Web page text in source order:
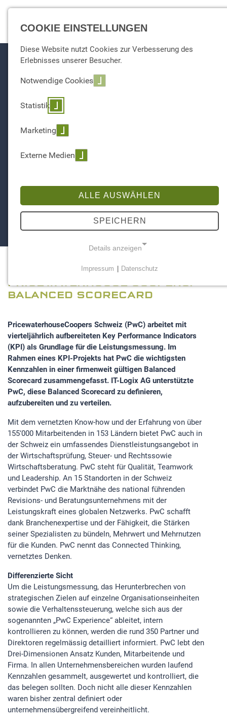
PRICEWATERHOUSE COOPERS:
BALANCED SCORECARD
PricewaterhouseCoopers Schweiz (PwC) arbeitet mit
vierteljährlich aufbereiteten Key Performance Indicators
(KPI) als Grundlage für die Leistungsmessung. Im
Rahmen eines KPI-Projekts hat PwC die wichtigsten
Kennzahlen in einer firmenweit gültigen Balanced
Scorecard zusammengefasst. IT-Logix AG unterstützte
PwC, diese Balanced Scorecard zu definieren,
aufzubereiten und zu verteilen.
Mit dem vernetzten Know-how und der Erfahrung von über
155‘000 Mitarbeitenden in 153 Ländern bietet PwC auch in
der Schweiz ein umfassendes Dienstleistungsangebot in
der Wirtschaftsprüfung, Steuer- und Rechtssowie
Wirtschaftsberatung. PwC steht für Qualität, Teamwork
und Leadership. An 15 Standorten in der Schweiz
verbindet PwC die Marktnähe des national führenden
Revisions- und Beratungsunternehmens mit der
Leistungskraft eines globalen Netzwerks. PwC schafft
dank Branchenexpertise und der Fähigkeit, die Stärken
seiner Spezialisten zu bündeln, Mehrwert und Mehrnutzen
für die Kunden. PwC nennt das Connected Thinking,
vernetztes Denken.
Differenzierte Sicht
Um die Leistungsmessung, das Herunterbrechen von
strategischen Zielen auf einzelne Organisationseinheiten
sowie die Verhaltenssteuerung, welche sich aus der
sogenannten „PwC Experience“ ableitet, intern
kontrollieren zu können, werden die rund 350 Partner und
Direktoren regelmässig detailliert informiert. PwC lebt den
Drei-Dimensionen Ansatz Kunden, Mitarbeitende und
Firma. In allen Unternehmensbereichen wurden laufend
Kennzahlen gesammelt, ausgewertet und kontrolliert, die
das belegen sollten. Doch nicht alle dieser Kennzahlen
waren bisher zentral definiert oder
unternehmensübergreifend vereinheitlicht.
COOKIE EINSTELLUNGEN
Diese Website nutzt Cookies zur Verbesserung des
Erlebnisses unserer Besucher.
Notwendige Cookies
Statistik
Marketing
Externe Medien
ALLE AUSWÄHLEN
SPEICHERN
Details anzeigen
Notwendige Cookies ermöglichen grundlegende
Einverständnis-Cookie
Name:
cookie_consent
Zweck:
Dieser Cookie speichert die ausgewählten
Cookie Laufzeit:
1 Jahr
STATISTIK
Statistik Cookies erfassen Informationen anonym.
Diese Informationen helfen uns zu verstehen, wie
unsere Besucher unsere Website nutzen.Statistik
Google Analytics
LinkedIn
MSCI Analytics
MARKETING
SalesViewer
EXTERNE MEDIEN
Impressum Datenschutz